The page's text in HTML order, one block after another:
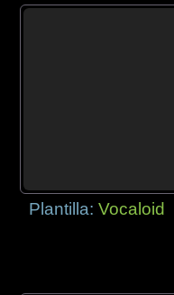
Plantilla:Vocaloid